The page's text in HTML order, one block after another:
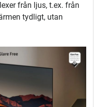
från ljus, t.ex. från
tydligt, utan